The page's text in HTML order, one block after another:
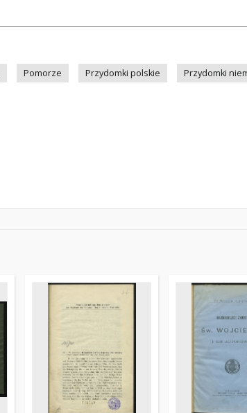
Pomorze Przydomki polskie Przydomki